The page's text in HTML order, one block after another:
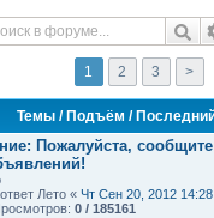
1 2 3 >
Темы / Подъём /
Пожалуйста,
Лето « Чт Сен 20, 2012 14:28
0 / 185161